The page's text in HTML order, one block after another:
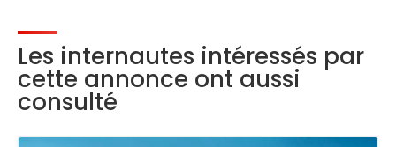
Les internautes intéressés par
cette annonce ont aussi
consulté